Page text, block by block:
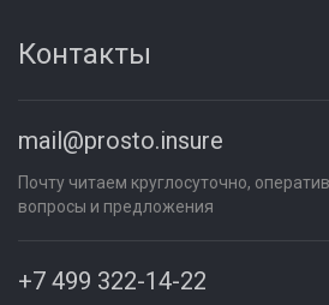
Контакты
mail@prosto.insure
Почту читаем круглосуточно,
вопросы и предложения
+7 499 322-14-22